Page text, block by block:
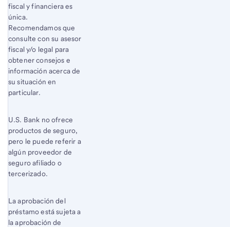
fiscal y financiera es
única.
Recomendamos que
consulte con su asesor
fiscal y/o legal para
obtener consejos e
información acerca de
su situación en
particular.
U.S. Bank no ofrece
productos de seguro,
pero le puede referir a
algún proveedor de
seguro afiliado o
tercerizado.
La aprobación del
préstamo está sujeta a
la aprobación de